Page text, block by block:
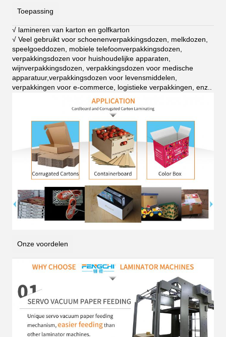
Toepassing
√ lamineren van karton en golfkarton
√ Veel gebruikt voor schoenenverpakkingsdozen, melkdozen,
speelgoeddozen, mobiele telefoonverpakkingsdozen,
verpakkingsdozen voor huishoudelijke apparaten,
wijnverpakkingsdozen, verpakkingsdozen voor medische
apparatuur,verpakkingsdozen voor levensmiddelen,
verpakkingen voor e-commerce, logistieke verpakkingen, enz.
Onze voordelen